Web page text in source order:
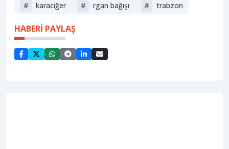
#
karaciğer # rgan bağışı # trabzon
HABERİ PAYLAŞ